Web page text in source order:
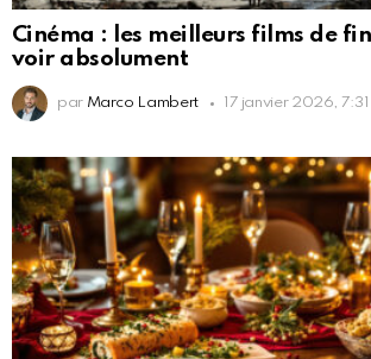
Cinéma : les meilleurs films de
voir absolument
par Marco Lambert 17 janvier 2026,